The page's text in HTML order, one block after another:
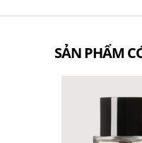
SẢN PHẨM